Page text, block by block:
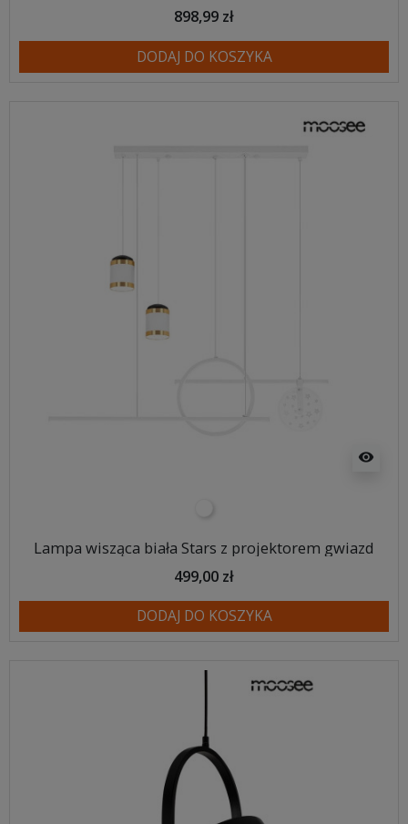
898,99 zł
DODAJ DO KOSZYKA
visibility
Lampa wisząca biała Stars z projektorem gwiazd
499,00 zł
DODAJ DO KOSZYKA